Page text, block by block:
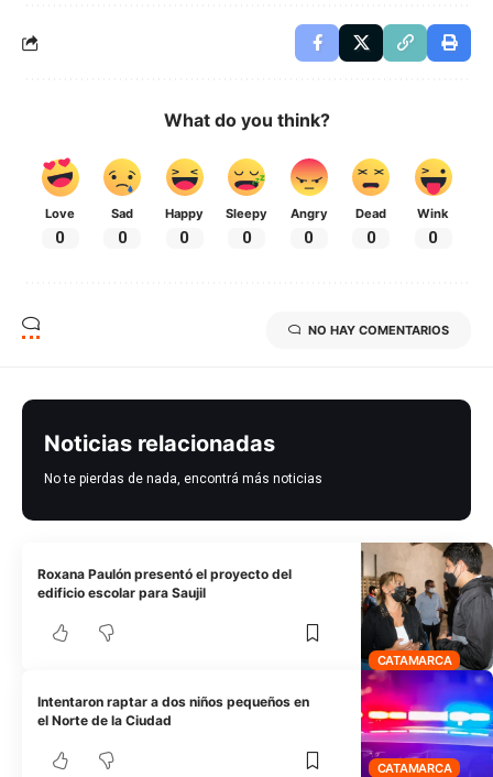
What do you think?
Love
0
Sad
0
Happy
0
Sleepy
0
Angry
0
Dead
0
Wink
0
NO HAY COMENTARIOS
Noticias relacionadas
No te pierdas de nada, encontrá más noticias
CATAMARCA
Roxana Paulón presentó el proyecto del
edificio escolar para Saujil
CATAMARCA
Intentaron raptar a dos niños pequeños en
el Norte de la Ciudad